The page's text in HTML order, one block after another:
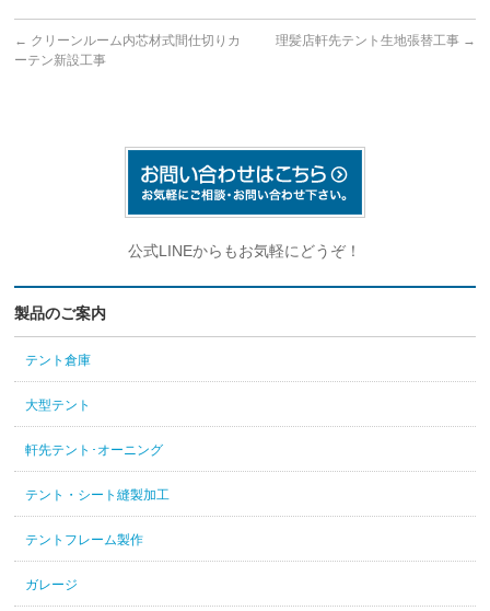
← クリーンルーム内芯材式間仕切りカ
ーテン新設工事
理髪店軒先テント生地張替工事 →
公式LINEからもお気軽にどうぞ！